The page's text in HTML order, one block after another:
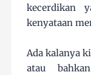
kecerdikan
kenyataan
Ada kalanya
atau